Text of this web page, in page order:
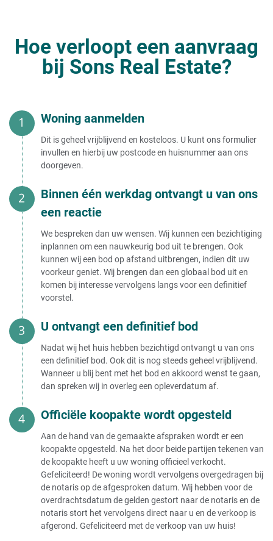
Executieverkoop huis door bank
Huis verkopen aan
Huis verkopen aan belegger
Huis verkopen aan bekende
Huis verkopen aan huizenhandelaar
Huis verkopen aan de bank
Huis verkopen aan gemeente
Huis verkopen aan investeerder
Huis verkopen aan makelaar
Huis verkopen aan opkoper
Huis verkopen aan een opkoper
verstandig?
Huis verkopen aan
vastgoedhandelaar
Huis verkopen aan
vastgoedmaatschappij
Huis verkopen
aan vastgoedmakelaar
Huis verkopen aan expats
Huis verkopen aan BV
Huis verkopen aan stichting
Huis verkopen aan bouwpromotor
Huis verkopen aan ouders
Huis verkopen aan broer
Huis verkopen aan kind onder de
taxatiewaarde
Huis verkopen aan kinderen
Huis verkopen aan kind met
vruchtgebruik
Ouderlijk huis verkopen aan
Huis verkopen aan partner
Huis verkopen aan Chinezen
Huis verkopen aan zoon
Huis verkopen aan familie
Huis verkopen aan familie zonder
Huis verkopen van
Huis verkopen van moeder in
Huis verkopen van ouders in
verpleeghuis
Huis verkopen van overleden
ouders
Huis verkopen - onder
Huis verkopen in eigen beheer
Huis verkopen onder bod
Huis verkopen onder btw stelsel
Huis verkopen onder voorbehoud
voorbehoud van huurrecht
Huis verkopen kosten
Zelf uw huis verkopen kosten
Kosten notaris bij verkoop huis
Notariskosten verkoop huis België
Notariskosten berekenen verkoop
huis
Huis verkopen via notaris kosten
Kosten volmacht verkoop huis
Wat betekent kosten koper voor de
verkoper?
Gemiddelde kosten makelaar bij
verkoop
Verkoop woning makelaarskosten
Hoe verloopt een aanvraag
bij Sons Real Estate?
Woning aanmelden
Dit is geheel vrijblijvend en kosteloos. U kunt ons formulier
invullen en hierbij uw postcode en huisnummer aan ons
doorgeven.
Binnen één werkdag ontvangt u van ons
een reactie
We bespreken dan uw wensen. Wij kunnen een bezichtiging
inplannen om een nauwkeurig bod uit te brengen. Ook
kunnen wij een bod op afstand uitbrengen, indien dit uw
voorkeur geniet. Wij brengen dan een globaal bod uit en
komen bij interesse vervolgens langs voor een definitief
voorstel.
U ontvangt een definitief bod
Nadat wij het huis hebben bezichtigd ontvangt u van ons
een definitief bod. Ook dit is nog steeds geheel vrijblijvend.
Wanneer u blij bent met het bod en akkoord wenst te gaan,
dan spreken wij in overleg een opleverdatum af.
Officiële koopakte wordt opgesteld
Aan de hand van de gemaakte afspraken wordt er een
koopakte opgesteld. Na het door beide partijen tekenen van
de koopakte heeft u uw woning officieel verkocht.
Gefeliciteerd! De woning wordt vervolgens overgedragen bij
de notaris op de afgesproken datum. Wij hebben voor de
overdrachtsdatum de gelden gestort naar de notaris en de
notaris stort het vervolgens direct naar u en de verkoop is
afgerond. Gefeliciteerd met de verkoop van uw huis!